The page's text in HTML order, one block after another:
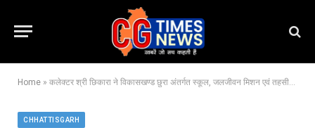
Home » कलेक्टर श्री छिकारा ने विकासखण्ड छुरा अंतर्गत स्कूल, जलजीवन मिशन एवं तहसील कार्यालय का किया औचक निरीक्षण
CHHATTISGARH